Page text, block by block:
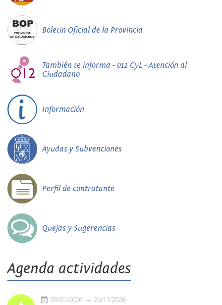
Boletín Oficial de la Provincia
También te informa - 012 CyL - Atención al
Ciudadano
Información
Ayudas y Subvenciones
Perfil de contratante
Quejas y Sugerencias
Agenda actividades
08/01/2026 26/11/2026